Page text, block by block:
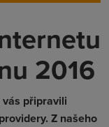
2016
připravili
Z našeho